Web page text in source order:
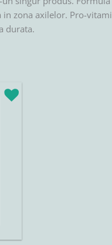
zona axilelor. Pro-
durata.